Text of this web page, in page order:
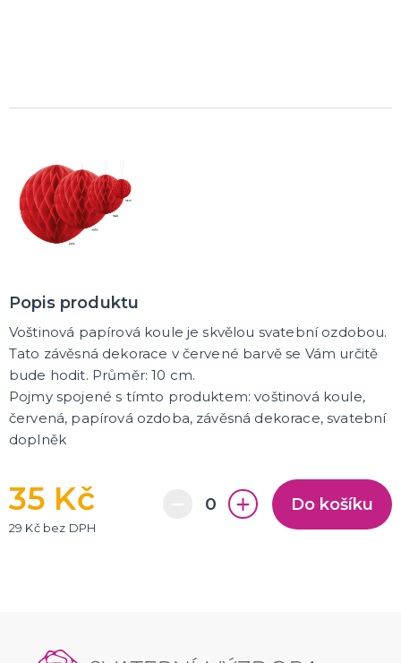
Girlandy na loučení se svobodou
SVATEBNÍ FOTOKOUTEK
Popis produktu
Voštinová papírová koule je skvělou svatební ozdobou.
Tato závěsná dekorace v červené barvě se Vám určitě
bude hodit. Průměr: 10 cm.
Pojmy spojené s tímto produktem: voštinová koule,
červená, papírová ozdoba, závěsná dekorace, svatební
doplněk
35 Kč
29 Kč bez DPH
Do košíku